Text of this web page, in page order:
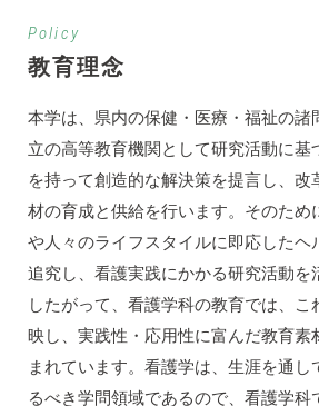
Policy
教育理念
本学は、県内の保健・医療・福祉の諸
立の高等教育機関として研究活動に基
を持って創造的な解決策を提言し、改
材の育成と供給を行います。そのため
や人々のライフスタイルに即応したヘ
追究し、看護実践にかかる研究活動を
したがって、看護学科の教育では、こ
映し、実践性・応用性に富んだ教育素
まれています。看護学は、生涯を通し
るべき学問領域であるので、看護学科